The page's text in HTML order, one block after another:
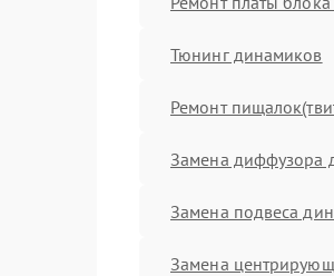
Тюнинг динамиков
Ремонт
Замена диффузора
Замена подвеса
Замена